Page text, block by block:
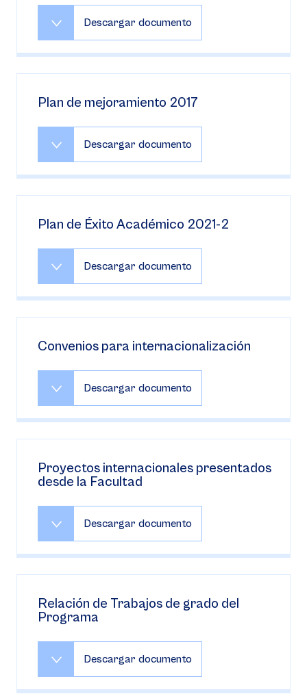
Descargar documento
Plan de mejoramiento 2017
Descargar documento
Plan de Éxito Académico 2021-2
Descargar documento
Convenios para internacionalización
Descargar documento
Proyectos internacionales presentados
desde la Facultad
Descargar documento
Relación de Trabajos de grado del
Programa
Descargar documento